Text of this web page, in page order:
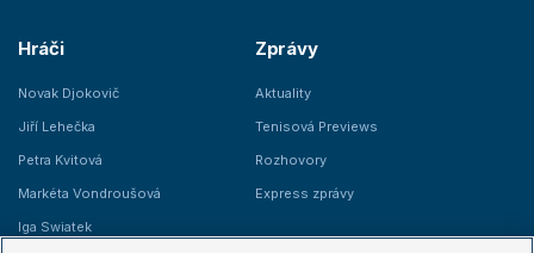
Hráči
Novak Djokovič
Jiří Lehečka
Petra Kvitová
Markéta Vondroušová
Iga Swiatek
Zprávy
Aktuality
Tenisová Previews
Rozhovory
Express zprávy